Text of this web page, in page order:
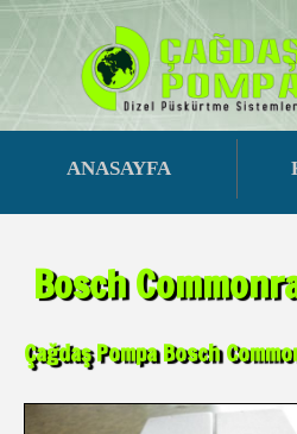
ANASAYFA
Bosch
Çağdaş Pompa Bosch